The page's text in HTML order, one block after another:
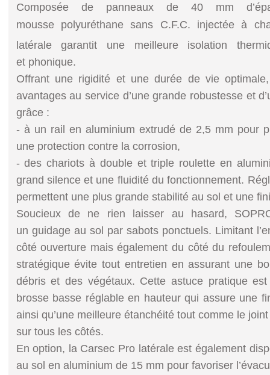
Composée de panneaux de 40 mm
mousse polyuréthane sans C.F.C. injectée à
latérale garantit une meilleure isolation
et phonique.
Offrant une rigidité et une durée de vie
avantages au service d’une grande robustesse et
grâce :
- à un rail en aluminium extrudé de 2,5 mm pour
une protection contre la corrosion,
- des chariots à double et triple roulette en
grand silence et une fluidité du fonctionnement.
permettent une plus grande stabilité au sol et une
Soucieux de ne rien laisser au hasard,
un guidage au sol par sabots ponctuels. Limitant
côté ouverture mais également du côté du
stratégique évite tout entretien en assurant une
débris et des végétaux. Cette astuce pratique
brosse basse réglable en hauteur qui assure une
ainsi qu’une meilleure étanchéité tout comme le
sur tous les côtés.
En option, la Carsec Pro latérale est également
au sol en aluminium de 15 mm pour favoriser